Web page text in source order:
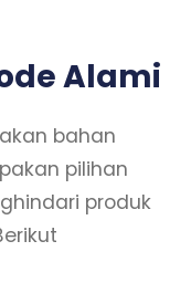
Alami
bahan
pilihan
produk